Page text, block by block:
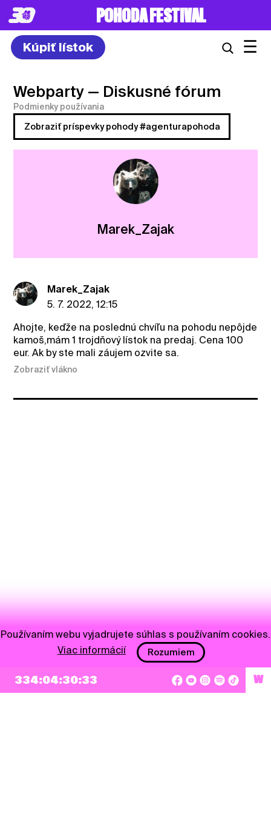
POHODA FESTIVAL
Kúpiť lístok ☰
Webparty — Diskusné fórum
Podmienky používania
Zobraziť príspevky pohody #agenturapohoda
Marek_Zajak
Marek_Zajak
5. 7. 2022, 12:15
Ahojte, keďže na poslednú chvíľu na pohodu nepôjde
kamoš,mám 1 trojdňový lístok na predaj. Cena 100
eur. Ak by ste mali záujem ozvite sa.
Zobraziť vlákno
334:04:30:33 W
Používaním webu vyjadrujete súhlas s používaním cookies.
Viac informácií
Rozumiem